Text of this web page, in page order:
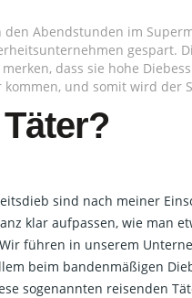
den Abendstunden im
gespart.
dass sie hohe
und somit wird der
sind nach meiner
klar aufpassen, wie man
führen in unserem
beim bandenmäßigen
sogenannten reisenden